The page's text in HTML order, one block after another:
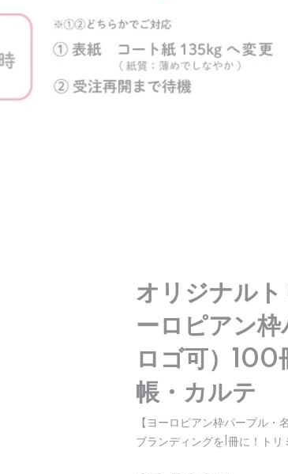
オリジナル
ーロピアン枠
ロゴ可）100
帳・カルテ
【ヨーロピアン枠パープル
ブランディングを1冊に！ト